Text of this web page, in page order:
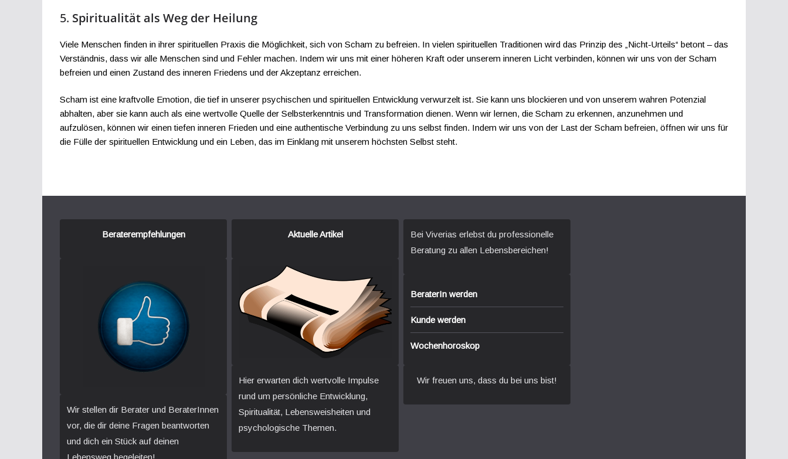
5. Spiritualität als Weg der Heilung
Viele Menschen finden in ihrer spirituellen Praxis die Möglichkeit, sich von Scham zu befreien. In vielen spirituellen Traditionen wird das Prinzip des „Nicht-Urteils“ betont – das
Verständnis, dass wir alle Menschen sind und Fehler machen. Indem wir uns mit einer höheren Kraft oder unserem inneren Licht verbinden, können wir uns von der Scham
befreien und einen Zustand des inneren Friedens und der Akzeptanz erreichen.
Scham ist eine kraftvolle Emotion, die tief in unserer psychischen und spirituellen Entwicklung verwurzelt ist. Sie kann uns blockieren und von unserem wahren Potenzial
abhalten, aber sie kann auch als eine wertvolle Quelle der Selbsterkenntnis und Transformation dienen. Wenn wir lernen, die Scham zu erkennen, anzunehmen und
aufzulösen, können wir einen tiefen inneren Frieden und eine authentische Verbindung zu uns selbst finden. Indem wir uns von der Last der Scham befreien, öffnen wir uns für
die Fülle der spirituellen Entwicklung und ein Leben, das im Einklang mit unserem höchsten Selbst steht.
Beraterempfehlungen
Wir stellen dir Berater und BeraterInnen
vor, die dir deine Fragen beantworten
und dich ein Stück auf deinen
Lebensweg begeleiten!
Aktuelle Artikel
Hier erwarten dich wertvolle Impulse
rund um persönliche Entwicklung,
Spiritualität, Lebensweisheiten und
psychologische Themen.
Bei Viverias erlebst du professionelle
Beratung zu allen Lebensbereichen!
BeraterIn werden
Kunde werden
Wochenhoroskop
Wir freuen uns, dass du bei uns bist!